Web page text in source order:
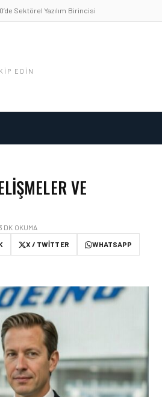
Sektörel Yazılım Birincisi
EDIN
VE
DK OKUMA
X / TWITTER WHATSAPP